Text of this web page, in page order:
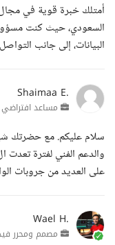
أمتلك خبرة قوية في
السعودي، حيث كنت
البيانات، إلى جانب
Shaimaa E.
مساعد افتراضي
سلام عليكم. مع حضرتك
على العديد من جروبات
Wael H.
مصمم ومحرر